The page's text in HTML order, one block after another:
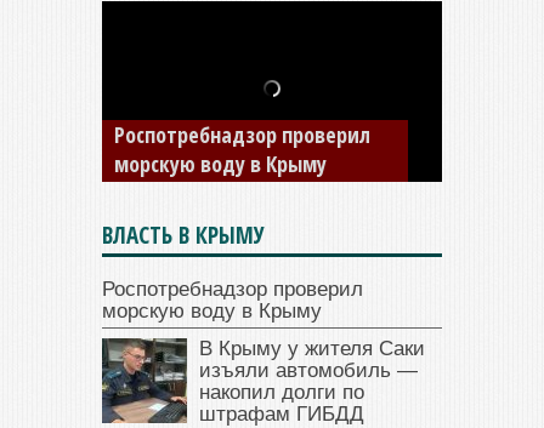
В Крыму у жителя Саки
изъяли автомобиль —
накопил долги по штрафам
ГИБДД
ВЛАСТЬ В КРЫМУ
Роспотребнадзор проверил
морскую воду в Крыму
В Крыму у жителя Саки
изъяли автомобиль —
накопил долги по
штрафам ГИБДД